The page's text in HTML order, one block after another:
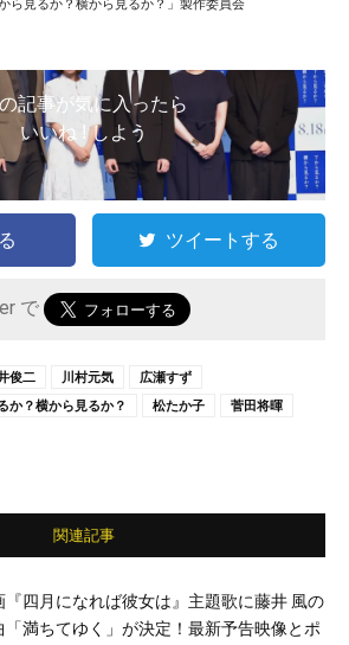
ら見るか？横から見るか？」製作委員会
記事が気に入ったら
いいね ! しよう
ツイートする
で
俊二 川村元気
広瀬すず
か？横から見るか？
松たか子 菅田将暉
関連記事
『四月になれば彼女は』主題歌に藤井 風の
「満ちてゆく」が決定！最新予告映像とポ